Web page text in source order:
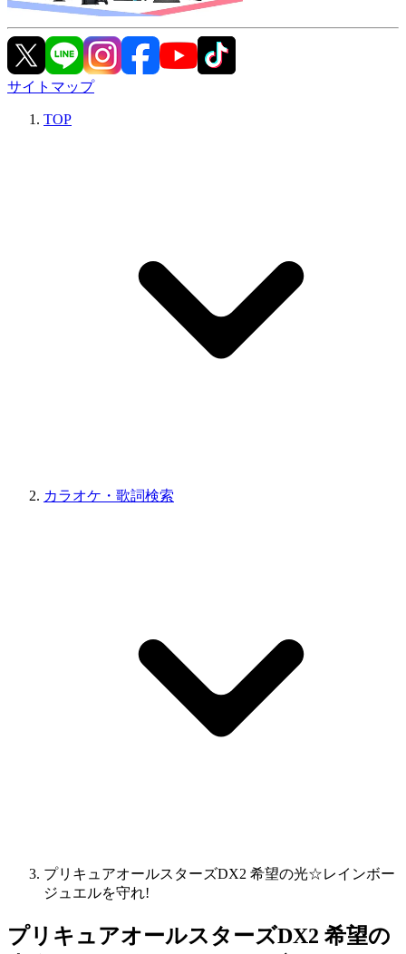
サイトマップ
TOP
カラオケ・歌詞検索
プリキュアオールスターズDX2 希望の光☆レインボー
ジュエルを守れ!
プリキュアオールスターズDX2 希望の